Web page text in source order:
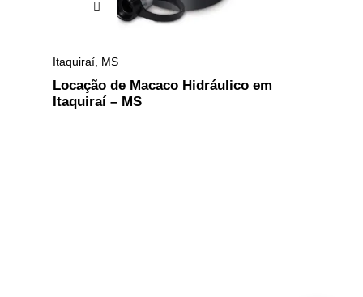
Itaquiraí MS
Locação de Macaco Hidráulico em
Itaquiraí – MS